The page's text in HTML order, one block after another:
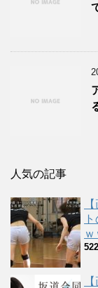
人気の記事
ｗ